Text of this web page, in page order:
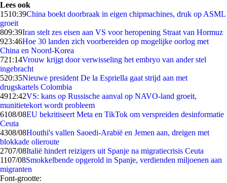
Lees ook
1510:39China boekt doorbraak in eigen chipmachines, druk op ASML
groeit
809:39Iran stelt zes eisen aan VS voor heropening Straat van Hormuz
923:46Hoe 30 landen zich voorbereiden op mogelijke oorlog met
China en Noord-Korea
721:14Vrouw krijgt door verwisseling het embryo van ander stel
ingebracht
520:35Nieuwe president De la Espriella gaat strijd aan met
drugskartels Colombia
4912:42VS: kans op Russische aanval op NAVO-land groeit,
munitietekort wordt probleem
6108/08EU bekritiseert Meta en TikTok om verspreiden desinformatie
Ceuta
4308/08Houthi's vallen Saoedi-Arabië en Jemen aan, dreigen met
blokkade olieroute
2707/08Italië hindert reizigers uit Spanje na migratiecrisis Ceuta
1107/08Smokkelbende opgerold in Spanje, verdienden miljoenen aan
migranten
Font-grootte: